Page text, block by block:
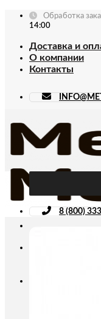
Skip
Обработка
14:00
Доставка и
О компании
Контакты
8 (800)